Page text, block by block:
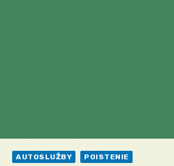
AUTOSLUŽBY POISTENIE